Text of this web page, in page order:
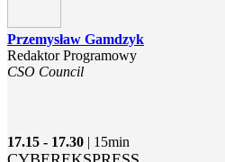
Przemysław Gamdzyk
Redaktor Programowy
CSO Council
17.15 - 17.30 | 15min